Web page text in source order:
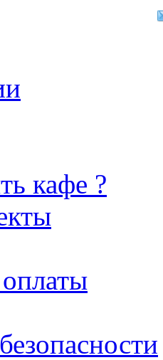
кафе ?